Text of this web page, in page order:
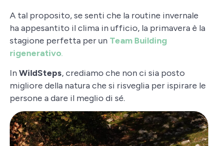
A tal proposito, se senti che la routine invernale
ha appesantito il clima in ufficio, la primavera è la
stagione perfetta per un Team Building
rigenerativo.
InWildSteps, crediamo che non ci sia posto
migliore della natura che si risveglia per ispirare le
persone a dare il meglio di sé.